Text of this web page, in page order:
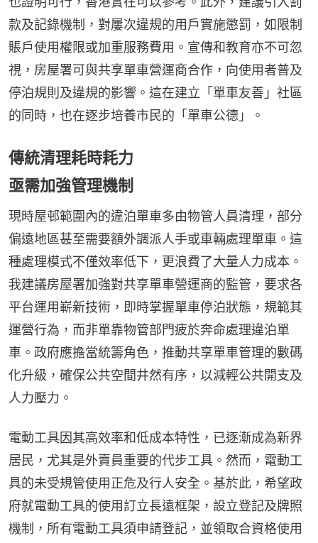
款及記錄機制，對屢次違規的用戶實施懲罰，如限制
賬戶使用權限或加重服務費用。宣傳和教育亦不可忽
視，房屋署可與共享單車營運商合作，向使用者普及
停泊規則及違規的影響。這在建立「單車友善」社區
的同時，也在逐步培養市民的「單車公德」。
傳統清理耗時耗力
亟需加強管理機制
現時屋邨範圍內的違泊單車多由物管人員清理，部分
偏遠地區甚至需要額外調派人手或車輛處理單車。這
種處理模式不僅效率低下，更浪費了大量人力成本。
我建議房屋署加強對共享單車營運商的監管，要求各
平台運用嶄新技術，即時掌握單車停泊狀態，規範其
運營行為，而非單靠物管部門疲於奔命處理違泊單
車。政府應擔當統籌角色，推動共享單車管理的數碼
化升級，確保公共空間井然有序，以減輕公共開支及
人力壓力。
電動工具因其高效率和低成本特性，已逐漸成為新界
居民，尤其是外賣員重要的代步工具。然而，電動工
具的未受規管使用正危及行人安全。基於此，希望政
府就電動工具的使用訂立長遠框架，設立登記及牌照
機制，所有電動工具須申請登記，並領取合資格使用